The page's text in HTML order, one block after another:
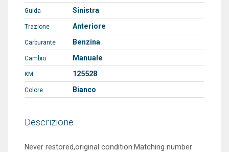
Guida Sinistra
Trazione Anteriore
Carburante Benzina
Cambio Manuale
KM 125528
Colore Bianco
Descrizione
Never restored,original condition.Matching number